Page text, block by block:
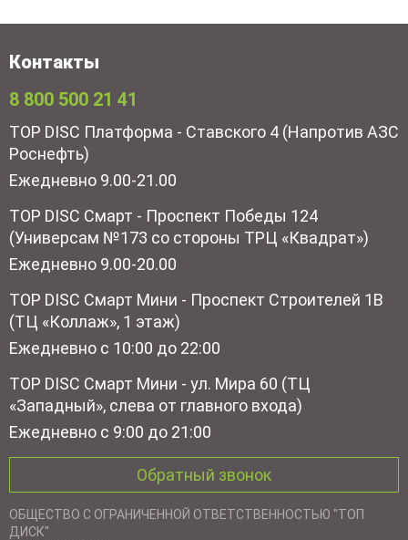
Контакты
8 800 500 21 41
TOP DISC Платформа - Ставского 4 (Напротив АЗС
Роснефть)
Ежедневно 9.00-21.00
TOP DISC Смарт - Проспект Победы 124
(Универсам №173 со стороны ТРЦ «Квадрат»)
Ежедневно 9.00-20.00
TOP DISC Смарт Мини - Проспект Строителей 1В
(ТЦ «Коллаж», 1 этаж)
Ежедневно с 10:00 до 22:00
TOP DISC Смарт Мини - ул. Мира 60 (ТЦ
«Западный», слева от главного входа)
Ежедневно с 9:00 до 21:00
Обратный звонок
ОБЩЕСТВО С ОГРАНИЧЕННОЙ ОТВЕТСТВЕННОСТЬЮ "ТОП
ДИСК"